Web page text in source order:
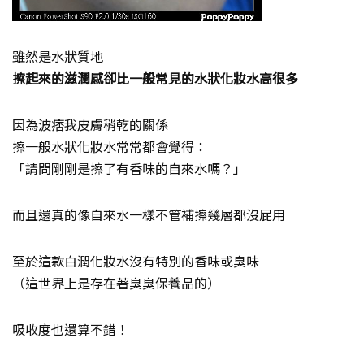
雖然是水狀質地
擦起來的滋潤感卻比一般常見的水狀化妝水高很多
因為波痞我皮膚稍乾的關係
擦一般水狀化妝水常常都會覺得：
「請問剛剛是擦了有香味的自來水嗎？」
而且還真的像自來水一樣不管補擦幾層都沒屁用
至於這款白潤化妝水沒有特別的香味或臭味
（這世界上是存在著臭臭保養品的）
吸收度也還算不錯！